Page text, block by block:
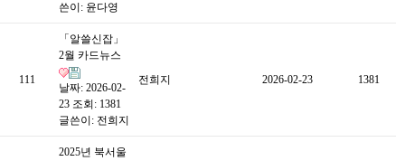
쓴이: 윤다영
111
「알쓸신잡」
2월 카드뉴스
날짜: 2026-02-
23 조회: 1381
글쓴이: 전희지
전희지 2026-02-23 1381
2025년 북서울